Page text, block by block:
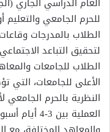
للحرم الجامعي والتعليم
الطلاب بالمدرجات
لتحقيق التباعد
الطلاب للجامعات
الأعلى للجامعات، التي
النظرية بالحرم الجامعي
العملية